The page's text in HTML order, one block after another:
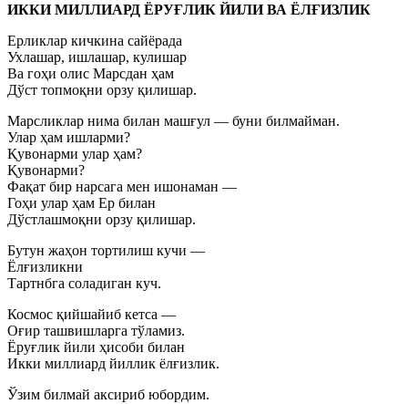
ИККИ МИЛЛИАРД ЁРУҒЛИК ЙИЛИ ВА ЁЛҒИЗЛИК
Ерликлар кичкина сайёрада
Ухлашар, ишлашар, кулишар
Ва гоҳи олис Марсдан ҳам
Дўст топмоқни орзу қилишар.
Марсликлар нима билан машғул — буни билмайман.
Улар ҳам ишларми?
Қувонарми улар ҳам?
Қувонарми?
Фақат бир нарсага мен ишонаман —
Гоҳи улар ҳам Ер билан
Дўстлашмоқни орзу қилишар.
Бутун жаҳон тортилиш кучи —
Ёлғизликни
Тартнбга соладиган куч.
Космос қийшайиб кетса —
Оғир ташвишларга тўламиз.
Ёруғлик йили ҳисоби билан
Икки миллиард йиллик ёлғизлик.
Ўзим билмай аксириб юбордим.